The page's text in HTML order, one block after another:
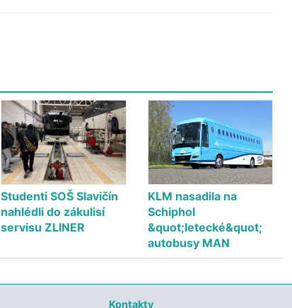
Studenti SOŠ Slavičín
nahlédli do zákulisí
servisu ZLINER
KLM nasadila na
Schiphol
&quot;letecké&quot;
autobusy MAN
Kontakty